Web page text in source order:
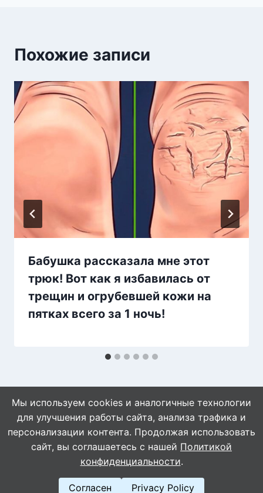
Похожие записи
Бабушка рассказала мне этот
трюк! Вот как я избавилась от
трещин и огрубевшей кожи на
пятках всего за 1 ночь!
© 2026 WebVinegret
Мы используем cookies и аналогичные технологии
для улучшения работы сайта, анализа трафика и
персонализации контента. Продолжая использовать
сайт, вы соглашаетесь с нашей Политикой
конфиденциальности.
Согласен Privacy Policy